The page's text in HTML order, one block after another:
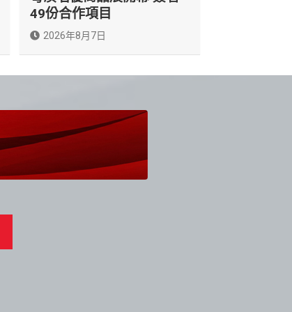
49份合作項目
2026年8月7日